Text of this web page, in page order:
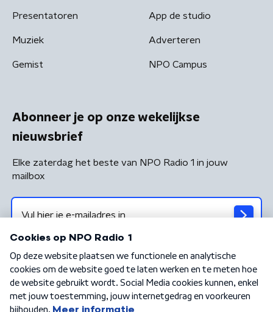
Presentatoren
Muziek
Gemist
App de studio
Adverteren
NPO Campus
Abonneer je op onze wekelijkse
nieuwsbrief
Elke zaterdag het beste van NPO Radio 1 in jouw
mailbox
Algemene voorwaarden